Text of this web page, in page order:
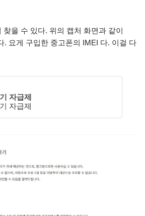
찾을 수 있다. 위의 캡처 화면과 같이
. 요게 구입한 중고폰의 IMEI 다. 이걸 다
자급제
자급제